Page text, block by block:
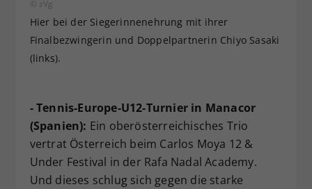
© zVg
Hier bei der Siegerinnenehrung mit ihrer
Finalbezwingerin und Doppelpartnerin Chiyo Sasaki
(links).
- Tennis-Europe-U12-Turnier in Manacor
(Spanien): Ein oberösterreichisches Trio
vertrat Österreich beim Carlos Moya 12 &
Under Festival in der Rafa Nadal Academy.
Und dieses schlug sich gegen die starke